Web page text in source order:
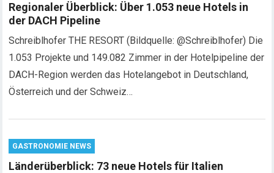
Regionaler Überblick: Über 1.053 neue Hotels in
der DACH Pipeline
Schreiblhofer THE RESORT (Bildquelle: @Schreiblhofer) Die
1.053 Projekte und 149.082 Zimmer in der Hotelpipeline der
DACH-Region werden das Hotelangebot in Deutschland,
Österreich und der Schweiz…
GASTRONOMIE NEWS
Länderüberblick: 73 neue Hotels für Italien